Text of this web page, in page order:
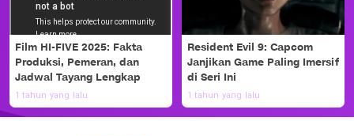
Film HI-FIVE 2025: Fakta
Produksi, Pemeran, dan
Jadwal Tayang Lengkap
1 tahun yang lalu
Resident Evil 9: Capcom
Janjikan Game Paling Imersif
di Seri Ini
1 tahun yang lalu